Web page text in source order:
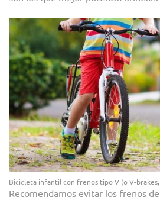
Bicicleta infantil con frenos tipo V (o V-
Recomendamos evitar los frenos